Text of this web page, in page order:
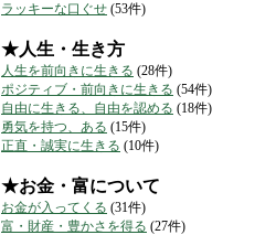
ラッキーな口ぐせ (53件)
★人生・生き方
人生を前向きに生きる (28件)
ポジティブ・前向きに生きる (54件)
自由に生きる、自由を認める (18件)
勇気を持つ、ある (15件)
正直・誠実に生きる (10件)
★お金・富について
お金が入ってくる (31件)
富・財産・豊かさを得る (27件)